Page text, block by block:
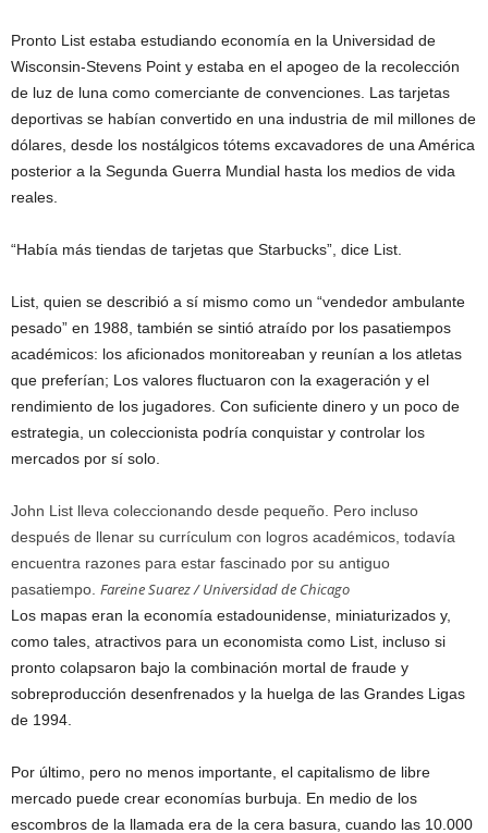
Pronto List estaba estudiando economía en la Universidad de
Wisconsin-Stevens Point y estaba en el apogeo de la recolección
de luz de luna como comerciante de convenciones. Las tarjetas
deportivas se habían convertido en una industria de mil millones de
dólares, desde los nostálgicos tótems excavadores de una América
posterior a la Segunda Guerra Mundial hasta los medios de vida
reales.
“Había más tiendas de tarjetas que Starbucks”, dice List.
List, quien se describió a sí mismo como un “vendedor ambulante
pesado” en 1988, también se sintió atraído por los pasatiempos
académicos: los aficionados monitoreaban y reunían a los atletas
que preferían; Los valores fluctuaron con la exageración y el
rendimiento de los jugadores. Con suficiente dinero y un poco de
estrategia, un coleccionista podría conquistar y controlar los
mercados por sí solo.
John List lleva coleccionando desde pequeño. Pero incluso
después de llenar su currículum con logros académicos, todavía
encuentra razones para estar fascinado por su antiguo
pasatiempo. Fareine Suarez / Universidad de Chicago
Los mapas eran la economía estadounidense, miniaturizados y,
como tales, atractivos para un economista como List, incluso si
pronto colapsaron bajo la combinación mortal de fraude y
sobreproducción desenfrenados y la huelga de las Grandes Ligas
de 1994.
Por último, pero no menos importante, el capitalismo de libre
mercado puede crear economías burbuja. En medio de los
escombros de la llamada era de la cera basura, cuando las 10.000